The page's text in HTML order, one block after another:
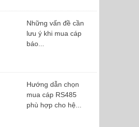
Những vấn đề cần
lưu ý khi mua cáp
báo...
Hướng dẫn chọn
mua cáp RS485
phù hợp cho hệ...